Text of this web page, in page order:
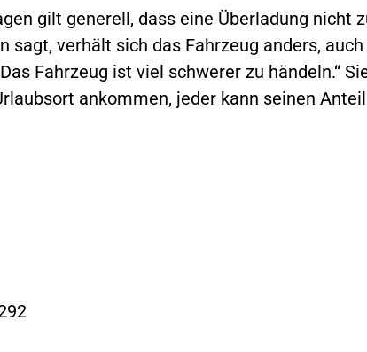
gilt generell, dass eine Überladung nicht
sagt, verhält sich das Fahrzeug anders,
Fahrzeug ist viel schwerer zu händeln.“
ankommen, jeder kann seinen